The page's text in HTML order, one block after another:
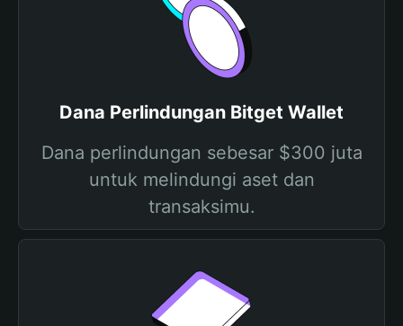
Dana Perlindungan Bitget Wallet
Dana perlindungan sebesar $300 juta
untuk melindungi aset dan
transaksimu.